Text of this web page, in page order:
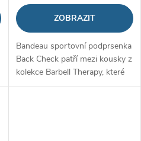
ZOBRAZIT
Bandeau sportovní podprsenka
Back Check patří mezi kousky z
kolekce Barbell Therapy, které
nesmí chybět v šatníku žádné